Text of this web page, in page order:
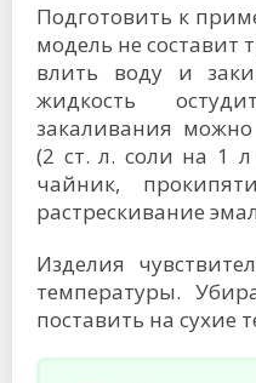
Подготовить к
модель не составит
влить воду и
жидкость
закаливания можно
(2 ст. л. соли на 1
чайник,
растрескивание
Изделия
температуры.
поставить на сухие